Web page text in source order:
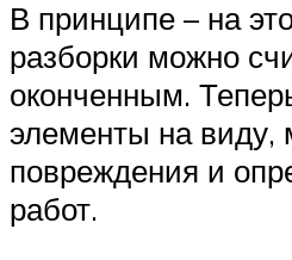
В принципе – на
разборки можно
оконченным.
элементы на виду,
повреждения и
работ.